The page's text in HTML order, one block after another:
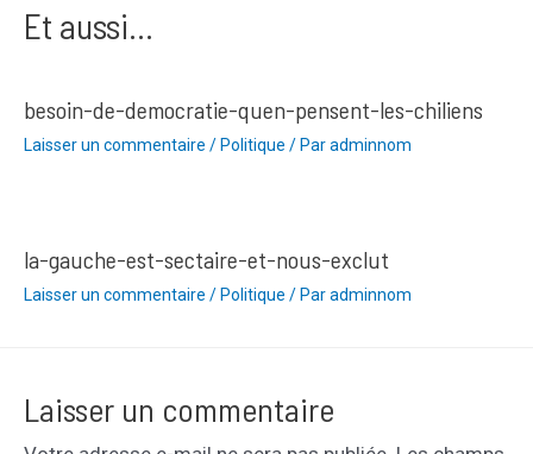
Et aussi...
besoin-de-democratie-quen-pensent-les-chiliens
Laisser un commentaire / Politique / Paradminnom
la-gauche-est-sectaire-et-nous-exclut
Laisser un commentaire / Politique / Paradminnom
Laisser un commentaire